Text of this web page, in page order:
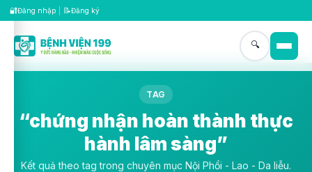
🔐Đăng nhập 📝Đăng ký
🔍
TAG
“chứng nhận hoàn thành thực
hành lâm sàng”
Kết quả theo tag trong chuyên mục Nội Phổi - Lao - Da liễu.